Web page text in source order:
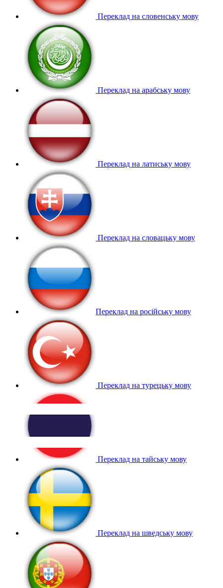
Переклад на словенську мову
Переклад на арабську мову
Переклад на латиську мову
Переклад на словацьку мову
Переклад на російську мову
Переклад на турецьку мову
Переклад на тайську мову
Переклад на шведську мову